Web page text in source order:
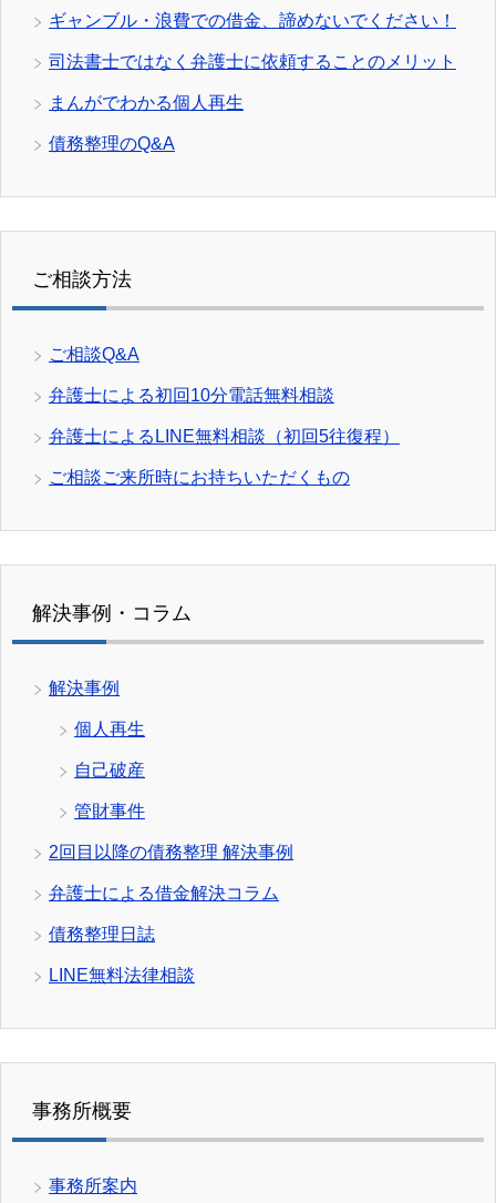
ギャンブル・浪費での借金、諦めないでください！
司法書士ではなく弁護士に依頼することのメリット
まんがでわかる個人再生
債務整理のQ&A
ご相談方法
ご相談Q&A
弁護士による初回10分電話無料相談
弁護士によるLINE無料相談（初回5往復程）
ご相談ご来所時にお持ちいただくもの
解決事例・コラム
解決事例
個人再生
自己破産
管財事件
2回目以降の債務整理 解決事例
弁護士による借金解決コラム
債務整理日誌
LINE無料法律相談
事務所概要
事務所案内